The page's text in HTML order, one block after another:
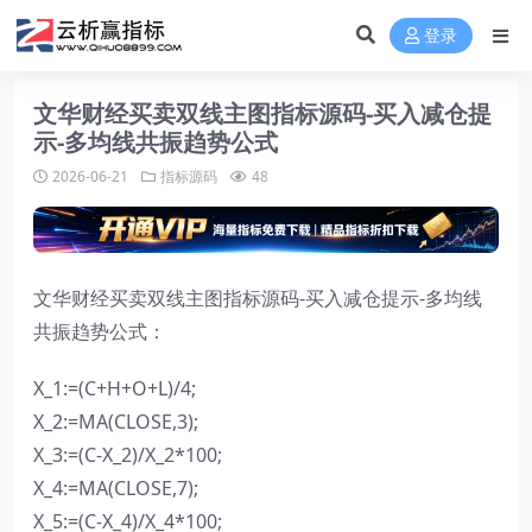
登录
文华财经买卖双线主图指标源码-买入减仓提
示-多均线共振趋势公式
2026-06-21 指标源码 48
文华财经买卖双线主图指标源码-买入减仓提示-多均线
共振趋势公式：
X_1:=(C+H+O+L)/4;
X_2:=MA(CLOSE,3);
X_3:=(C-X_2)/X_2*100;
X_4:=MA(CLOSE,7);
X_5:=(C-X_4)/X_4*100;